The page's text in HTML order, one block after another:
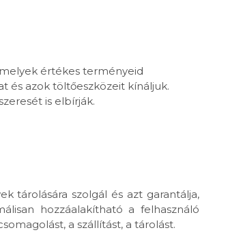
értékes terményeid
és azok töltőeszközeit kínáljuk.
is elbírják.
tárolására szolgál és azt garantálja,
hozzáalakítható a felhasználó
a szállítást, a tárolást.